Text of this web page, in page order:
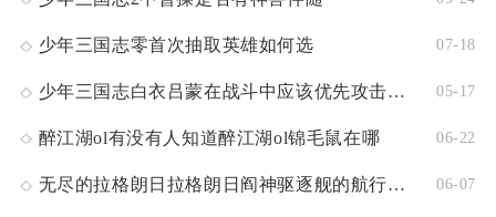
少年三国志零首次抽取英雄如何选 07-18
少年三国志白衣吕蒙在战斗中应该优先攻击哪些敌人 05-17
醉江湖ol有没有人知道醉江湖ol锦毛鼠在哪 06-22
无尽的拉格朗日拉格朗日阎神驱逐舰的航行速度如何 06-07